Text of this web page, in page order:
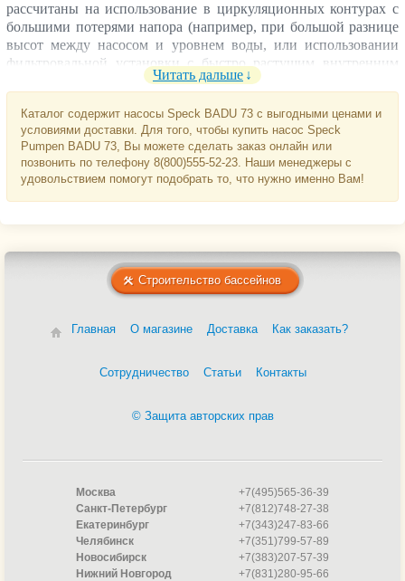
рассчитаны на использование в циркуляционных контурах с
большими потерями напора (например, при большой разнице
высот между насосом и уровнем воды, или использовании
фильтровальной установки с быстро растущим внутренним
давлением). Тем не менее обе модели относятся к категории
полипропилена, а работают в однофазной сети 220 В.
Читать дальше
Каталог содержит насосы Speck BADU 73 с выгодными ценами и
условиями доставки. Для того, чтобы купить насос Speck
Pumpen BADU 73, Вы можете сделать заказ онлайн или
позвонить по телефону 8(800)555-52-23. Наши менеджеры с
удовольствием помогут подобрать то, что нужно именно Вам!
Строительство бассейнов
Главная О магазине Доставка Как заказать?
Сотрудничество Статьи Контакты
© Защита авторских прав
Москва
+7(495)565-36-39
Санкт-Петербург
+7(812)748-27-38
Екатеринбург
+7(343)247-83-66
Челябинск
+7(351)799-57-89
Новосибирск
+7(383)207-57-39
Нижний Новгород
+7(831)280-95-66